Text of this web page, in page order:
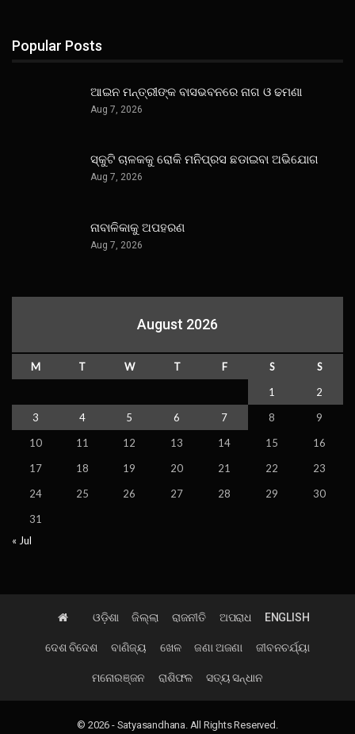
Popular Posts
ଆଇନ ମନ୍ତ୍ରୀଙ୍କ ବାସଭବନରେ ନାଗ ଓ ଢମଣା
Aug 7, 2026
ସ୍କୁଟି ଚାଳକକୁ ରୋକି ମନିପ୍ରସ ଛଡାଇବା ଅଭିଯୋଗ
Aug 7, 2026
ନାବାଳିକାକୁ ଅପହରଣ
Aug 7, 2026
August 2026
M T W T F S
S
1
2
3
4 5 6 7 8
9
10
11 12 13 14 15
16
17
18 19 20 21 22
23
24
25 26 27 28 29
30
31
« Jul
ଓଡ଼ିଶା ଜିଲ୍ଲା ରାଜନୀତି ଅପରାଧ ENGLISH
ଦେଶ ବିଦେଶ ବାଣିଜ୍ୟ ଖେଳ ଜଣା ଅଜଣା ଜୀବନଚର୍ଯ୍ୟା
ମନୋରଞ୍ଜନ ରାଶିଫଳ ସତ୍ୟ ସନ୍ଧାନ
© 2026 - Satyasandhana. All Rights Reserved.